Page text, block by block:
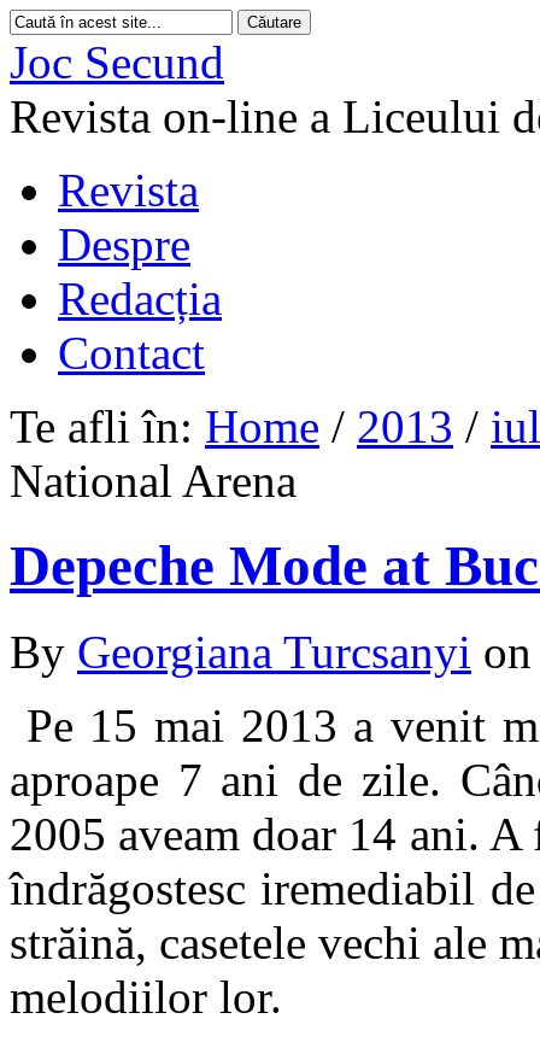
Joc Secund
Revista on-line a Liceului
Revista
Despre
Redacția
Contact
Te afli în: Home / 2013 /
National Arena
Depeche Mode at
By Georgiana Turcsanyi
Pe 15 mai 2013 a venit
aproape 7 ani de zile.
2005 aveam doar 14 ani.
îndrăgostesc iremediabil
străină, casetele vechi ale
melodiilor lor.